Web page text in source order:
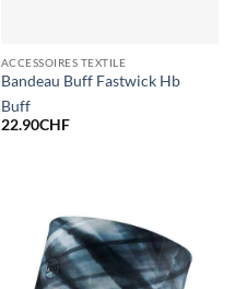
ACCESSOIRES TEXTILE
Bandeau Buff Fastwick Hb
Buff
22.90CHF